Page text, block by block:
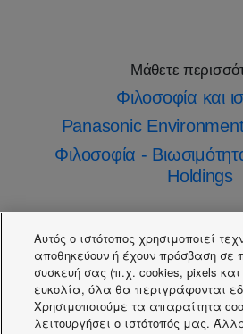
Μάθετε
Φιλοσοφία και
Panasonic
Φιλοσοφία -
Holdings
Πύλη
Αυτός ο ιστότοπος χρησιμοποιεί
αποθηκεύουν ή έχουν πρόσβαση σε
συσκευή σας (π.χ. cookies, pixels και
ευκολία, όλα θα περιγράφονται
Χρησιμοποιούμε τα απαραίτητα
λειτουργήσει ο ιστότοπός μας.